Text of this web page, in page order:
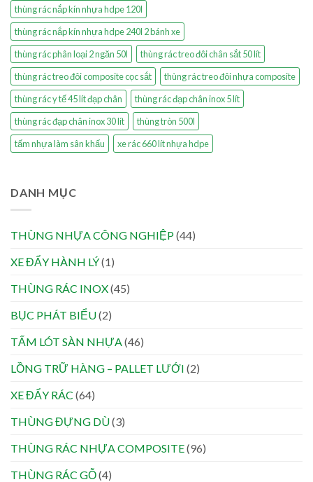
thùng rác nắp kín nhựa hdpe 120l
thùng rác nắp kín nhựa hdpe 240l 2 bánh xe
thùng rác phân loại 2 ngăn 50l
thùng rác treo đôi chân sắt 50 lít
thùng rác treo đôi composite cọc sắt
thùng rác treo đôi nhựa composite
thùng rác y tế 45 lít đạp chân
thùng rác đạp chân inox 5 lít
thùng rác đạp chân inox 30 lít
thùng tròn 500l
tấm nhựa làm sân khấu
xe rác 660 lít nhựa hdpe
DANH MỤC
THÙNG NHỰA CÔNG NGHIỆP(44)
XE ĐẨY HÀNH LÝ(1)
THÙNG RÁC INOX(45)
BỤC PHÁT BIỂU(2)
TẤM LÓT SÀN NHỰA (46)
LỒNG TRỮ HÀNG – PALLET LƯỚI (2)
XE ĐẨY RÁC (64)
THÙNG ĐỰNG DÙ(3)
THÙNG RÁC NHỰA COMPOSITE(96)
THÙNG RÁC GỖ(4)